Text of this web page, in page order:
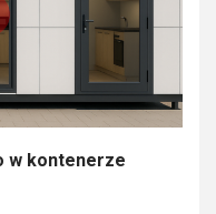
w kontenerze